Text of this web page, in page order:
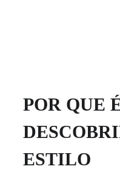
POR QUE
ESTILO